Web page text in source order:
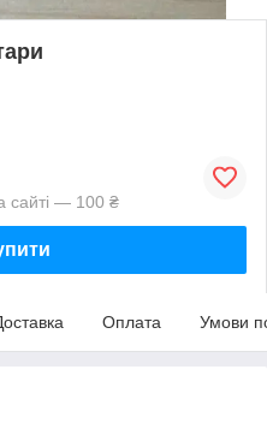
сайті — 100 ₴
Оплата Умови